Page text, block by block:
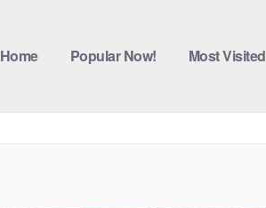
Home Popular Now! Most Visited